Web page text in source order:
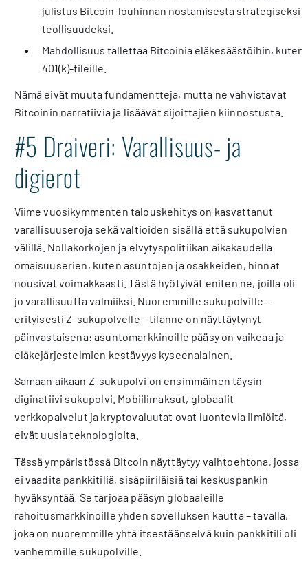
julistus Bitcoin-louhinnan nostamisesta strategiseksi
teollisuudeksi.
Mahdollisuus tallettaa Bitcoinia eläkesäästöihin, kuten
401(k)-tileille.
Nämä eivät muuta fundamentteja, mutta ne vahvistavat
Bitcoinin narratiivia ja lisäävät sijoittajien kiinnostusta.
#5 Draiveri: Varallisuus- ja
digierot
Viime vuosikymmenten talouskehitys on kasvattanut
varallisuuseroja sekä valtioiden sisällä että sukupolvien
välillä. Nollakorkojen ja elvytyspolitiikan aikakaudella
omaisuuserien, kuten asuntojen ja osakkeiden, hinnat
nousivat voimakkaasti. Tästä hyötyivät eniten ne, joilla oli
jo varallisuutta valmiiksi. Nuoremmille sukupolville –
erityisesti Z-sukupolvelle – tilanne on näyttäytynyt
päinvastaisena: asuntomarkkinoille pääsy on vaikeaa ja
eläkejärjestelmien kestävyys kyseenalainen.
Samaan aikaan Z-sukupolvi on ensimmäinen täysin
diginatiivi sukupolvi. Mobiilimaksut, globaalit
verkkopalvelut ja kryptovaluutat ovat luontevia ilmiöitä,
eivät uusia teknologioita.
Tässä ympäristössä Bitcoin näyttäytyy vaihtoehtona, jossa
ei vaadita pankkitiliä, sisäpiiriläisiä tai keskuspankin
hyväksyntää. Se tarjoaa pääsyn globaaleille
rahoitusmarkkinoille yhden sovelluksen kautta – tavalla,
joka on nuoremmille yhtä itsestäänselvä kuin pankkitili oli
vanhemmille sukupolville.